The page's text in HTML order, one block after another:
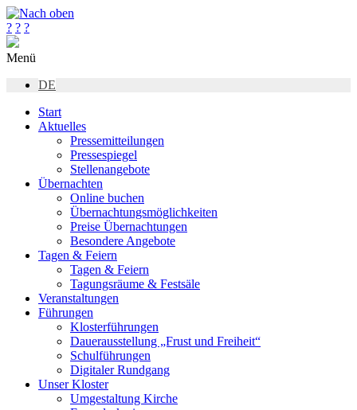
? ? ?
Menü
DE
Start
Aktuelles
Pressemitteilungen
Pressespiegel
Stellenangebote
Übernachten
Online buchen
Übernachtungsmöglichkeiten
Preise Übernachtungen
Besondere Angebote
Tagen & Feiern
Tagen & Feiern
Tagungsräume & Festsäle
Veranstaltungen
Führungen
Klosterführungen
Dauerausstellung „Frust und Freiheit“
Schulführungen
Digitaler Rundgang
Unser Kloster
Umgestaltung Kirche